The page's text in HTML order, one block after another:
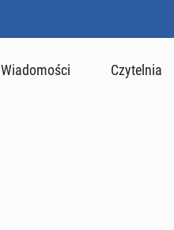
Wiadomości Czytelnia